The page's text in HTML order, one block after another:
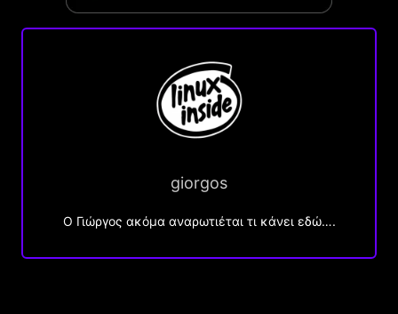
giorgos
Ο Γιώργος ακόμα αναρωτιέται τι κάνει εδώ….